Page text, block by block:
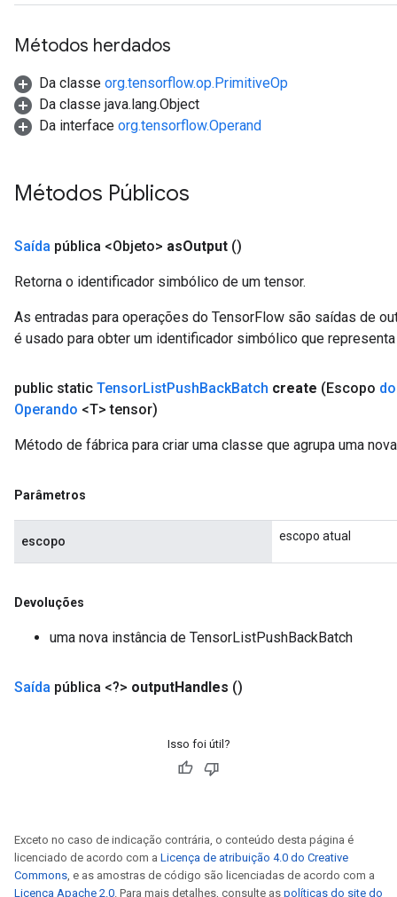
Métodos herdados
Da classe org.tensorflow.op.PrimitiveOp
Da classe java.lang.Object
Da interface org.tensorflow.Operand
Métodos Públicos
Saída pública <Objeto> asOutput ()
Retorna o identificador simbólico de um tensor.
As entradas para operações do TensorFlow são saídas de
é usado para obter um identificador simbólico que
public static TensorListPushBackBatch create (Escopo
Operando <T> tensor)
Método de fábrica para criar uma classe que agrupa uma
Parâmetros
escopo escopo atual
Devoluções
uma nova instância de TensorListPushBackBatch
Saída pública <?> outputHandles ()
Isso foi útil?
Exceto no caso de indicação contrária, o conteúdo desta página é
licenciado de acordo com a Licença de atribuição 4.0 do Creative
Commons, e as amostras de código são licenciadas de acordo com a
Licença Apache 2.0. Para mais detalhes, consulte as políticas do site do